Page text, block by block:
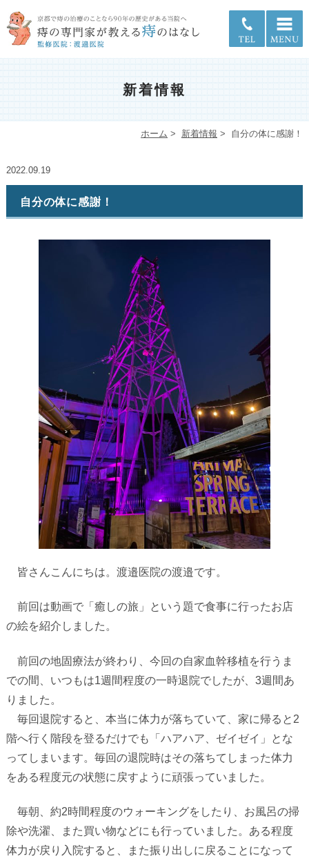
新着情報
ホーム > 新着情報 > 自分の体に感謝！
2022.09.19
自分の体に感謝！
皆さんこんにちは。渡邉医院の渡邉です。
前回は動画で「癒しの旅」という題で食事に行ったお店
の絵を紹介しました。
前回の地固療法が終わり、今回の自家血幹移植を行うま
での間、いつもは1週間程度の一時退院でしたが、 3週間あ
りました。
毎回退院すると、本当に体力が落ちていて、家に帰ると 2
階へ行く階段を登るだけでも「ハアハア、ゼイゼイ」とな
ってしまいます。毎回の退院時はその落ちてしまった体力
をある程度元の状態に戻すように頑張っていました。
毎朝、約2時間程度のウォーキングをしたり、お風呂の掃
除や洗濯、また買い物などにも行っていました。ある程度
体力が戻り入院すると、また振り出しに戻ることになって